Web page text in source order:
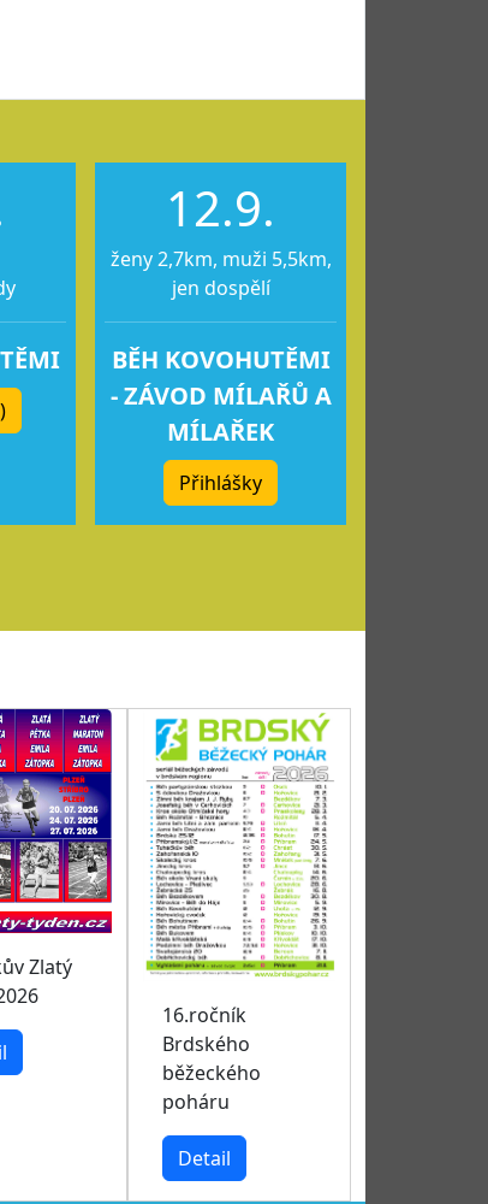
12.9.
ženy 2,7km, muži 5,5km,
jen dospělí
BĚH KOVOHUTĚMI
- ZÁVOD MÍLAŘŮ A
MÍLAŘEK
Přihlášky
Zlatý
16.ročník
Brdského
běžeckého
poháru
Detail